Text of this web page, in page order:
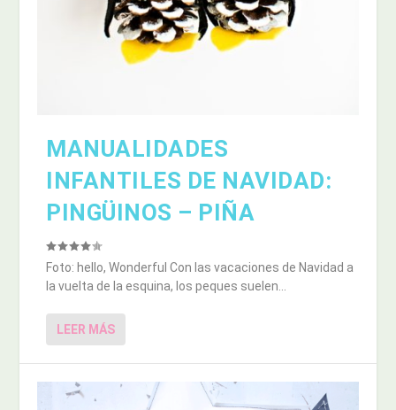
MANUALIDADES
INFANTILES DE NAVIDAD:
PINGÜINOS – PIÑA
Foto: hello, Wonderful Con las vacaciones de Navidad a
la vuelta de la esquina, los peques suelen...
LEER MÁS